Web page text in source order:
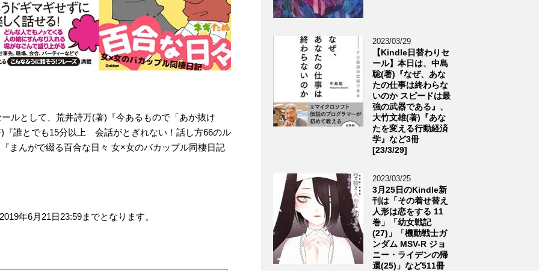
ルとして、荒井詩万(著)『今あるもので「あか抜け
『誰とでも15分以上 会話がとぎれない！話し方66のル
まんがで綴る百合な日々 女×女のバカップル同棲日記
年6月21日23:59までとなります。
2023/03/29
【Kindle日替わりセ
ール】本日は、中島
聡(著)『なぜ、あな
たの仕事は終わらな
いのか スピードは最
強の武器である』、
大竹文雄(著)『あな
たを変える行動経済
学』など3冊
[23/3/29]
2023/03/25
3月25日のKindle新
刊は「その着せ替え
人形は恋をする 11
巻」「幼女戦記
(27)」「機動戦士ガ
ンダム MSV-R ジョ
ニー・ライデンの帰
還(25)」など511冊